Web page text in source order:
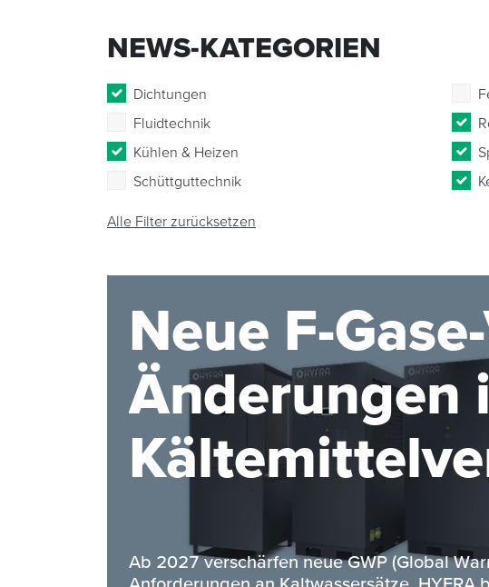
NEWS-KATEGORIEN
Dichtungen
Fluidtechnik
Kühlen & Heizen
Schüttguttechnik
Alle Filter zurücksetzen
Neue F-
Änderungen
Ab 2027 verschärfen neue GWP (Global
Anforderungen an Kaltwassersätze.